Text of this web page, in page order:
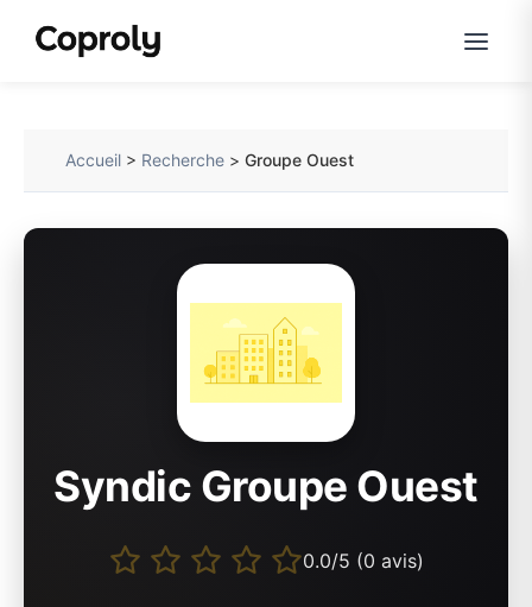
Accueil > Recherche >Groupe Ouest
Syndic Groupe Ouest
0.0/5 (0 avis)